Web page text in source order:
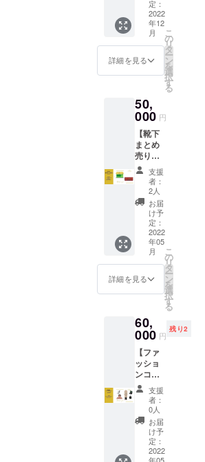
絡させ
て頂き
ます。3
月以降
案内に
なりま
から、
個人面
談や子
守りま
で、あ
らゆる
円で対
応しま
す！ ・
内容や
日程は
要相談
となり
ます。
〈2022
年2月〜
2022年
12月〉
・稼働
時間は
9:00〜
18時で
す。 ▼
相談
は、ク
ラウド
ファン
ディン
グ終了
後、ご
登録頂
いてい
るメー
ルアド
レス宛
にご連
内容 ①
次回の
靴下の
デザイ
ンの足
裏に好
きなテ
キスト
②テキ
ストに
込めた
思い
を、一
つのイ
ンスタ
グラム
の投稿
として
紹介さ
せて頂
きま
す。 ▼
詳細 ・
次回の
Regra
（靴を
履いた
ら全く
見えな
い部
分）に
好きな
文を入
れて頂
きま
す。 ・
入れる
テキス
定：
2022
年12
月
詳細を見る
こ
の
リ
タ
ー
ン
を
選
択
す
る
50,
000 円
【靴下
まとめ
売り】
▼内容
①Regr
aの靴下
を5色×2
サイズ
×5つず
つの計
50足ま
とめ売
り ②二
次販売
をして
頂く事
のこと
をSNS
の投稿
にて紹
介（月
一）、
HPにて
紹介記
事作成
▼詳細
Regra
の靴下
支援
者：
2人
お届
け予
定：
2022
年05
月
詳細を見る
こ
の
リ
タ
ー
ン
を
選
択
す
る
60,
000 円
残り2
【ファ
ッショ
ンコン
サル】
▼内容
①イ
メージ
に合わ
せて、
髪型、
支援
者：
0人
お届
け予
定：
2022
年05